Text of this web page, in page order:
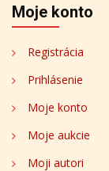
Moje konto
Registrácia
Prihlásenie
Moje konto
Moje aukcie
Moji autori